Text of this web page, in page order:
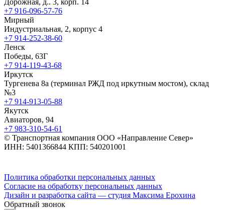
Дорожная, д.. 3, корп. 14
+7 916-096-57-76
Мирный
Индустриальная, 2, корпус 4
+7 914-252-38-60
Ленск
Победы, 63Г
+7 914-119-43-68
Иркутск
Тургенева 8а (терминал РЖД под иркутным мостом), склад
№3
+7 914-913-05-88
Якутск
Авиаторов, 94
+7 983-310-54-61
© Транспортная компания ООО «Направление Север»
ИНН: 5401366844 КПП: 540201001
Политика обработки персональных данных
Согласие на обработку персональных данных
Дизайн и разработка сайта — студия Максима Ерохина
Обратный звонок